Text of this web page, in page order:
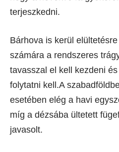
terjeszkedni.
Bárhova is kerül
számára a rendszeres
tavasszal el kell kezdeni
folytatni kell.A
esetében elég a havi
míg a dézsába ültetett
javasolt.